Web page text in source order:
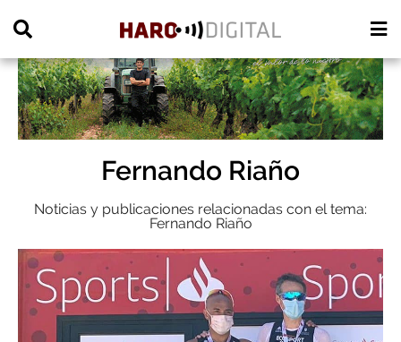
Fernando Riaño
Noticias y publicaciones relacionadas con el tema:
Fernando Riaño